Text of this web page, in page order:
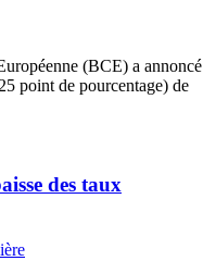
(BCE) a annoncé
point de pourcentage) de
des taux